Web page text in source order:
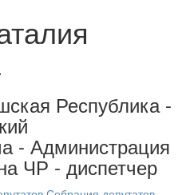
Республика -
- Администрация
ЧР - диспетчер